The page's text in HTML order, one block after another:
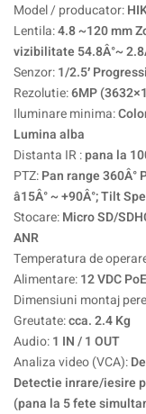
Model / producator:
Lentila:4.8 ~120 mm
vizibilitate 54.8Â°~
Senzor:1/2.5′
Rezolutie:6MP
Iluminare minima:
Lumina alba
Distanta IR :pana la
PTZ:Pan range 360Â°
â15Â° ~ +90Â°; Tilt
Stocare:Micro SD/
ANR
Temperatura de
Alimentare:12 VDC
Dimensiuni montaj
Greutate:cca. 2.4 Kg
Audio:1 IN / 1 OUT
Analiza video (VCA):
Detectie inrare/iesire
(pana la 5 fete